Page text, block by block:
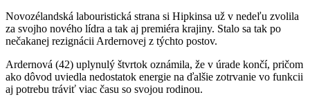
Novozélandská labouristická strana si Hipkinsa už v nedeľu zvolila
za svojho nového lídra a tak aj premiéra krajiny. Stalo sa tak po
nečakanej rezignácii Ardernovej z týchto postov.
Ardernová (42) uplynulý štvrtok oznámila, že v úrade končí, pričom
ako dôvod uviedla nedostatok energie na ďalšie zotrvanie vo funkcii
aj potrebu tráviť viac času so svojou rodinou.